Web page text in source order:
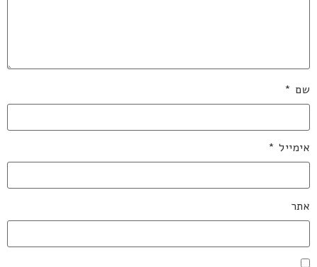
שם *
אימייל *
אתר